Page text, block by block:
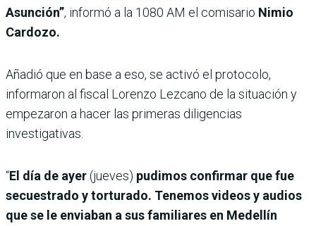
Asunción”, informó a la 1080 AM el comisario Nimio
Cardozo.
Añadió que en base a eso, se activó el protocolo,
informaron al fiscal Lorenzo Lezcano de la situación y
empezaron a hacer las primeras diligencias
investigativas.
“El día de ayer(jueves) pudimos confirmar que fue
secuestrado y torturado. Tenemos videos y audios
que se le enviaban a sus familiares en Medellín